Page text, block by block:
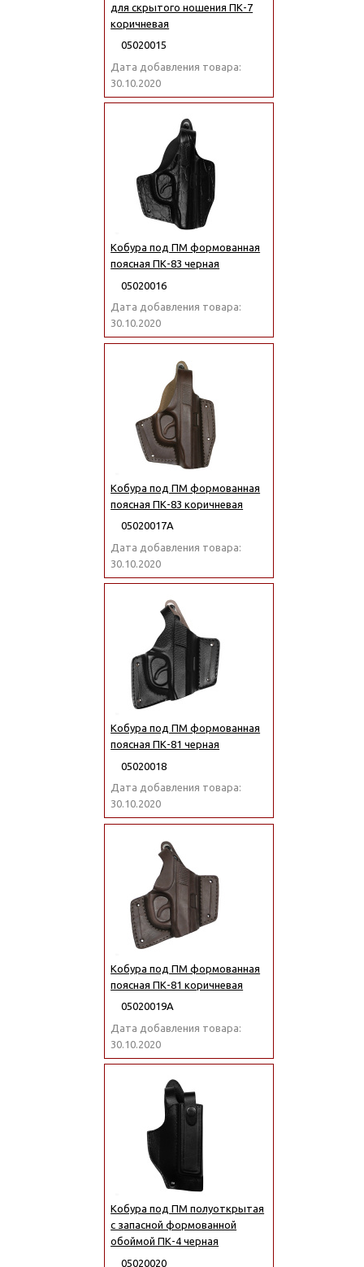
для скрытого ношения ПК-7
коричневая
05020015
Дата добавления товара:
30.10.2020
Кобура под ПМ формованная
поясная ПК-83 черная
05020016
Дата добавления товара:
30.10.2020
Кобура под ПМ формованная
поясная ПК-83 коричневая
05020017А
Дата добавления товара:
30.10.2020
Кобура под ПМ формованная
поясная ПК-81 черная
05020018
Дата добавления товара:
30.10.2020
Кобура под ПМ формованная
поясная ПК-81 коричневая
05020019А
Дата добавления товара:
30.10.2020
Кобура под ПМ полуоткрытая
с запасной формованной
обоймой ПК-4 черная
05020020